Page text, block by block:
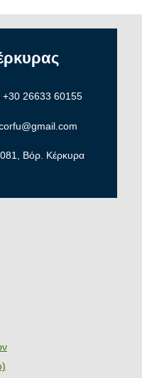
+30 26633 60155
Βόρ. Κέρκυρα